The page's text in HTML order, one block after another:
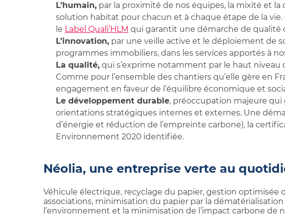
L’humain, par la proximité de nos équipes, la mixité et
solution habitat pour chacun et à chaque étape de la
le Label Quali’HLM qui garantit une démarche de qualité
L’innovation, par une veille active et le déploiement de
programmes immobiliers, dans les services apportés à
La qualité, qui s’exprime notamment par le haut niveau
Comme pour l’ensemble des chantiers qu’elle gère en
engagement en faveur de l’équilibre économique et
Le développement durable, préoccupation majeure
orientations stratégiques internes et externes. Une
d’énergie et réduction de l’empreinte carbone), la
Environnement 2020 identifiée.
Néolia, une entreprise verte au
Véhicule électrique, recyclage du papier, gestion
associations, minimisation du papier par la
l’environnement et la minimisation de l’impact carbone de